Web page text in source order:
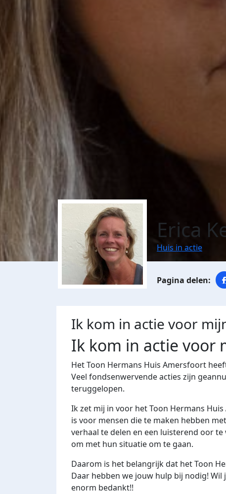
Erica
Huis in actie
Ik kom in actie voor
Ik kom in actie voor
Het Toon Hermans Huis Amersfoort
Veel fondsenwervende acties zijn
teruggelopen.
Ik zet mij in voor het Toon Hermans
is voor mensen die te maken hebben
verhaal te delen en een luisterend oor
om met hun situatie om te gaan.
Daarom is het belangrijk dat het Toon
Daar hebben we jouw hulp bij nodig! Wil
enorm bedankt!!